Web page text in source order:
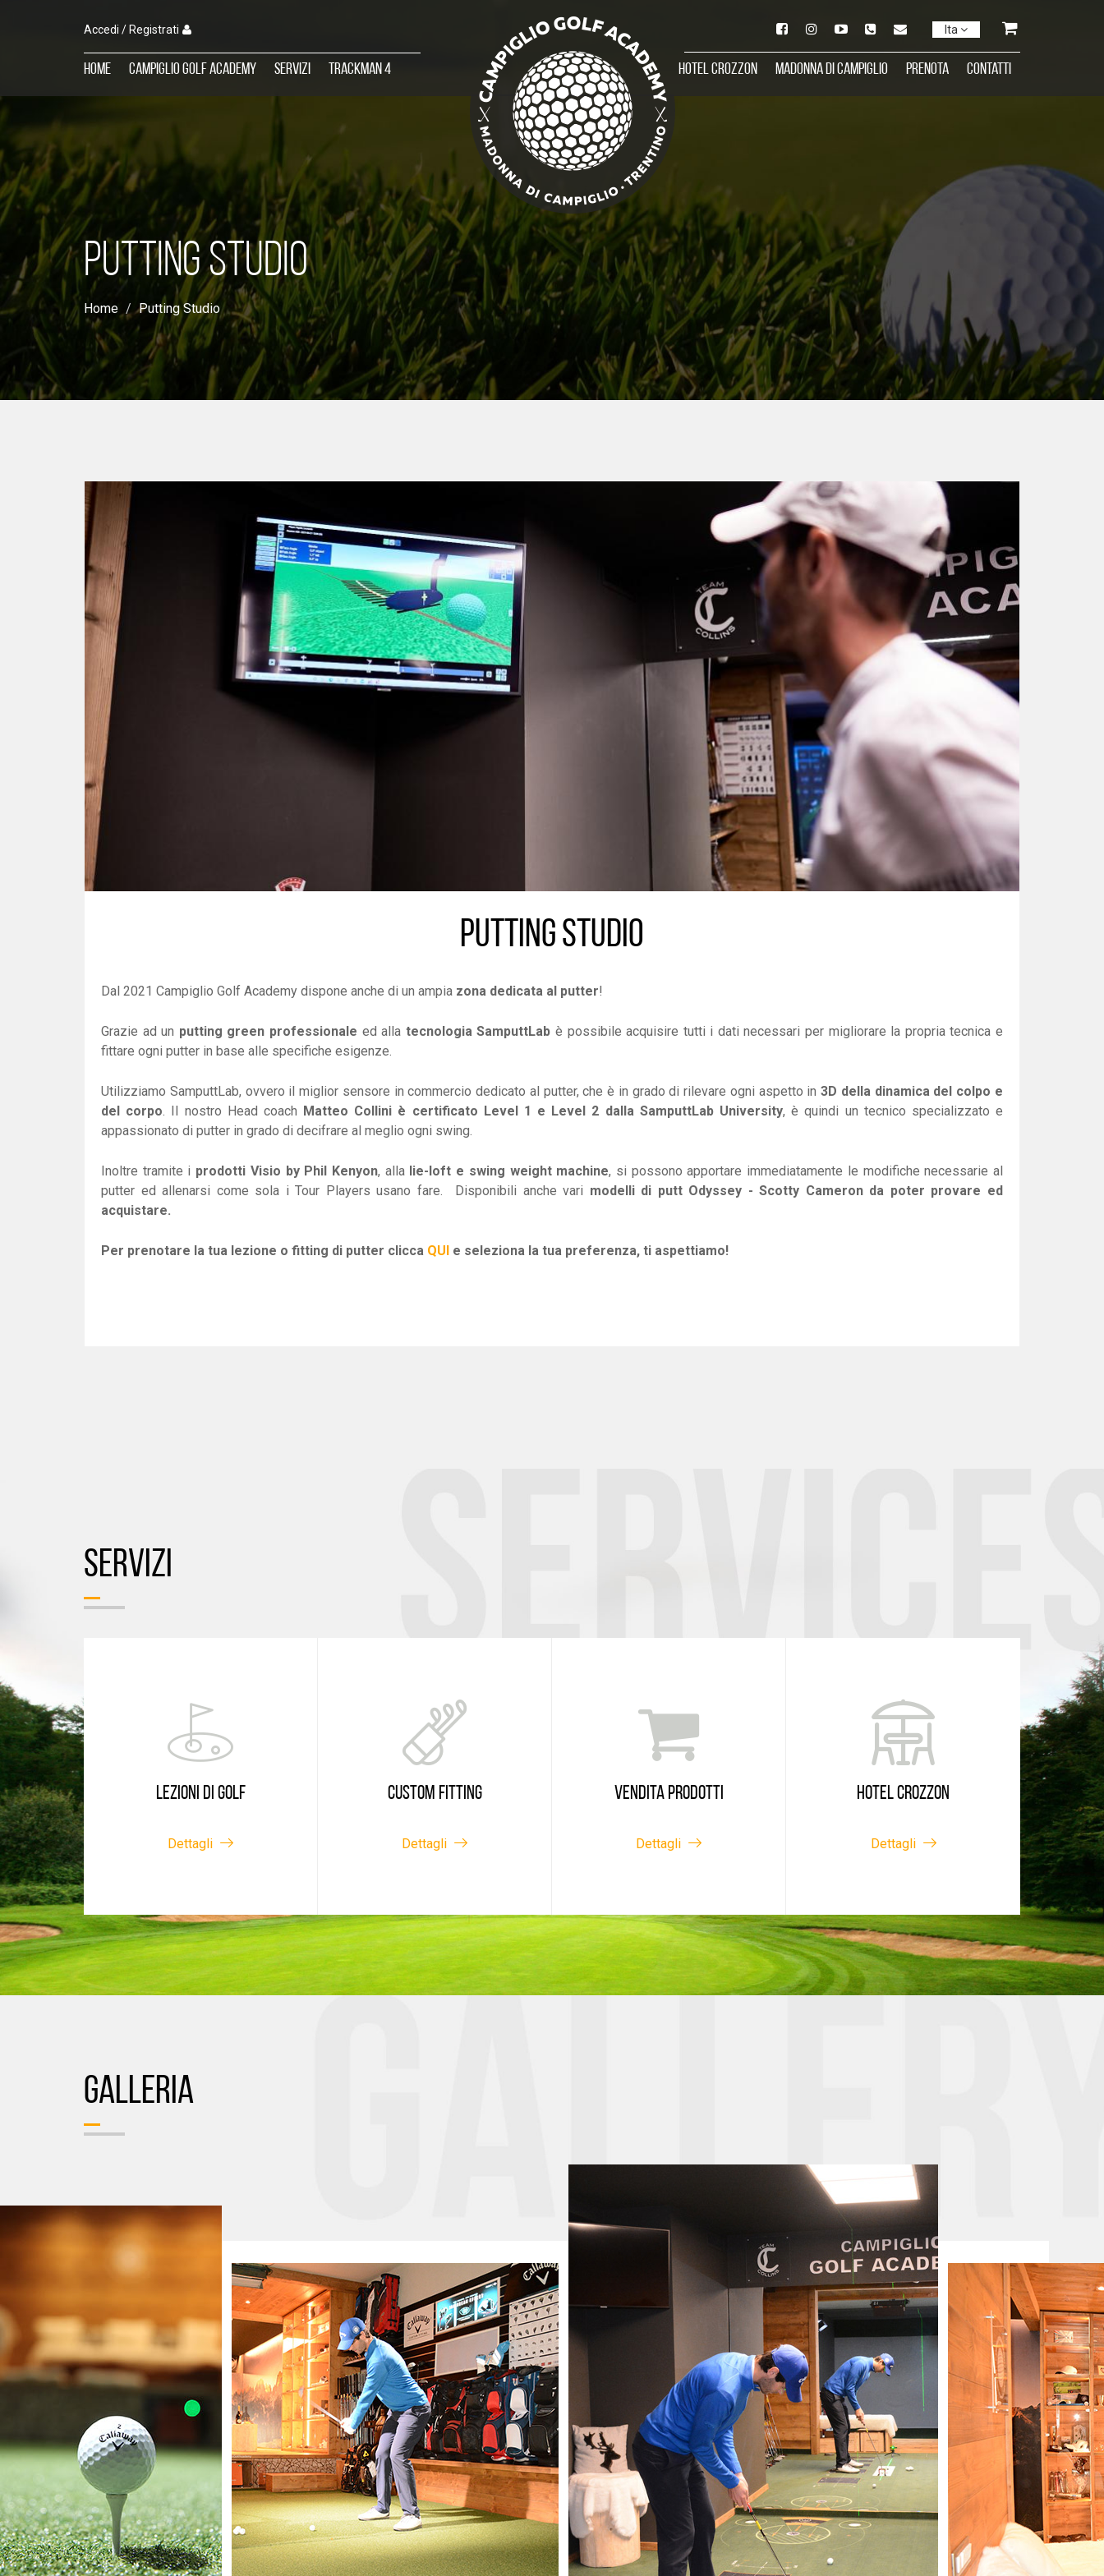
Accedi / Registrati Ita
Home Campiglio Golf Academy Servizi TrackMan 4 Hotel Crozzon Madonna di Campiglio Prenota Contatti
PUTTING STUDIO
Home Putting Studio
PUTTING STUDIO
Dal 2021 Campiglio Golf Academy dispone anche di un ampia zona dedicata al putter!
Grazie ad un putting green professionale ed alla tecnologia SamputtLab è possibile acquisire tutti i dati necessari per migliorare la propria tecnica e
fittare ogni putter in base alle specifiche esigenze.
Utilizziamo SamputtLab, ovvero il miglior sensore in commercio dedicato al putter, che è in grado di rilevare ogni aspetto in3D della dinamica del colpo e
del corpo. Il nostro Head coach Matteo Collini è certificato Level 1 e Level 2 dalla SamputtLab University, è quindi un tecnico specializzato e
appassionato di putter in grado di decifrare al meglio ogni swing.
Inoltre tramite i prodotti Visio by Phil Kenyon, allalie-loft e swing weight machine, si possono apportare immediatamente le modifiche necessarie al
putter ed allenarsi come sola i Tour Players usano fare. Disponibili anche vari modelli di putt Odyssey - Scotty Cameron da poter provare ed
acquistare.
Per prenotare la tua lezione o fitting di putter clicca QUI e seleziona la tua preferenza, ti aspettiamo!
SERVIZI
LEZIONI DI GOLF
Dettagli
CUSTOM FITTING
Dettagli
VENDITA PRODOTTI
Dettagli
HOTEL CROZZON
Dettagli
GALLERIA